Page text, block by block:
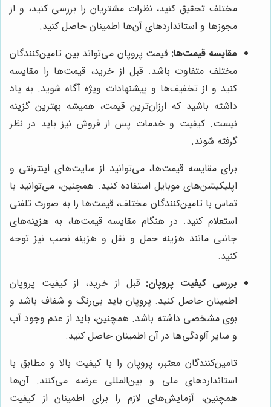
مختلف تحقیق کنید، نظرات مشتریان را بررسی کنید، و از
مجوزها و استانداردهای آن‌ها اطمینان حاصل کنید.
مقایسه قیمت‌ها: قیمت پروپان می‌تواند بین تامین‌کنندگان
مختلف متفاوت باشد. قبل از خرید، قیمت‌ها را مقایسه
کنید و از تخفیف‌ها و پیشنهادات ویژه آگاه شوید. به یاد
داشته باشید که ارزان‌ترین قیمت، همیشه بهترین گزینه
نیست. کیفیت و خدمات پس از فروش نیز باید در نظر
گرفته شوند.
برای مقایسه قیمت‌ها، می‌توانید از سایت‌های اینترنتی و
اپلیکیشن‌های موبایل استفاده کنید. همچنین، می‌توانید با
تماس با تامین‌کنندگان مختلف، قیمت‌ها را به صورت تلفنی
استعلام کنید. در هنگام مقایسه قیمت‌ها، به هزینه‌های
جانبی مانند هزینه حمل و نقل و هزینه نصب نیز توجه
کنید.
بررسی کیفیت پروپان: قبل از خرید، از کیفیت پروپان
اطمینان حاصل کنید. پروپان باید بی‌رنگ و شفاف باشد و
بوی مشخصی داشته باشد. همچنین، باید از عدم وجود آب
و سایر آلودگی‌ها در آن اطمینان حاصل کنید.
تامین‌کنندگان معتبر، پروپان را با کیفیت بالا و مطابق با
استانداردهای ملی و بین‌المللی عرضه می‌کنند. آن‌ها
همچنین، آزمایش‌های لازم را برای اطمینان از کیفیت